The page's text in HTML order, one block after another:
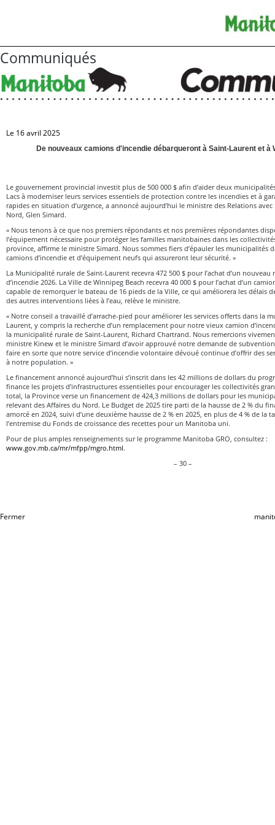
Communiqués
Le 16 avril 2025
De nouveaux camions d'incendie débarqueront à Saint-Laurent et à
Le gouvernement provincial investit plus de 500 000 $ afin d’aider deux
Lacs à moderniser leurs services essentiels de protection contre les incendies et à
rapides en situation d’urgence, a annoncé aujourd’hui le ministre des Relations
Nord, Glen Simard.
« Nous tenons à ce que nos premiers répondants et nos premières répondantes
l’équipement nécessaire pour protéger les familles manitobaines dans les
province, affirme le ministre Simard. Nous sommes fiers d’épauler les municipalités
camions d’incendie et d’équipement neufs qui assureront leur sécurité. »
La Municipalité rurale de Saint-Laurent recevra 472 500 $ pour l’achat d’un
d’incendie 2026. La Ville de Winnipeg Beach recevra 40 000 $ pour l’achat d’un
capable de remorquer le bateau de 16 pieds de la Ville, ce qui améliorera les délais
des autres interventions liées à l’eau, relève le ministre.
« Notre conseil a travaillé d’arrache-pied pour améliorer les services offerts dans la
Laurent, y compris la recherche d’un remplacement pour notre vieux camion
la municipalité rurale de Saint-Laurent, Richard Chartrand. Nous remercions
ministre Kinew et le ministre Simard d’avoir approuvé notre demande de
faire en sorte que notre service d’incendie volontaire dévoué continue d’offrir des
à notre population. »
Le financement annoncé aujourd’hui s’inscrit dans les 42 millions de dollars du
finance les projets d’infrastructures essentielles pour encourager les collectivités
total, la Province verse un financement de 424,3 millions de dollars pour les
relevant des Affaires du Nord. Le Budget de 2025 tire parti de la hausse de 2 % du
amorcé en 2024, suivi d’une deuxième hausse de 2 % en 2025, en plus de 4 % de la
l’entremise du Fonds de croissance des recettes pour un Manitoba uni.
Pour de plus amples renseignements sur le programme Manitoba GRO, consultez :
www.gov.mb.ca/mr/mfpp/mgro.html.
– 30 –
Fermer